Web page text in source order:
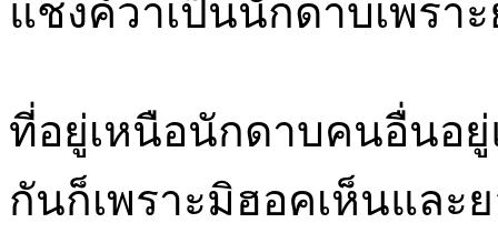
แชงค์ว่าเป็นนักดาบเพรา
ที่อยู่เหนือนักดาบคนอื่นอ
กันก็เพราะมิฮอคเห็นและ